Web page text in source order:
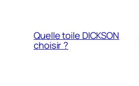
Quelle toile DICKSON
choisir ?